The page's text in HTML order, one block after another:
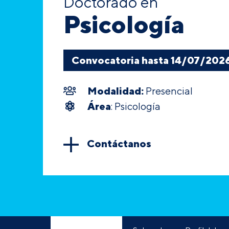
Psicología
Convocatoria hasta 14/07/
Modalidad: Presencial
Área: Psicología
Contáctanos